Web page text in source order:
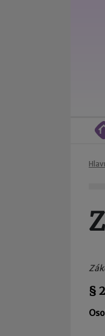
§ 2